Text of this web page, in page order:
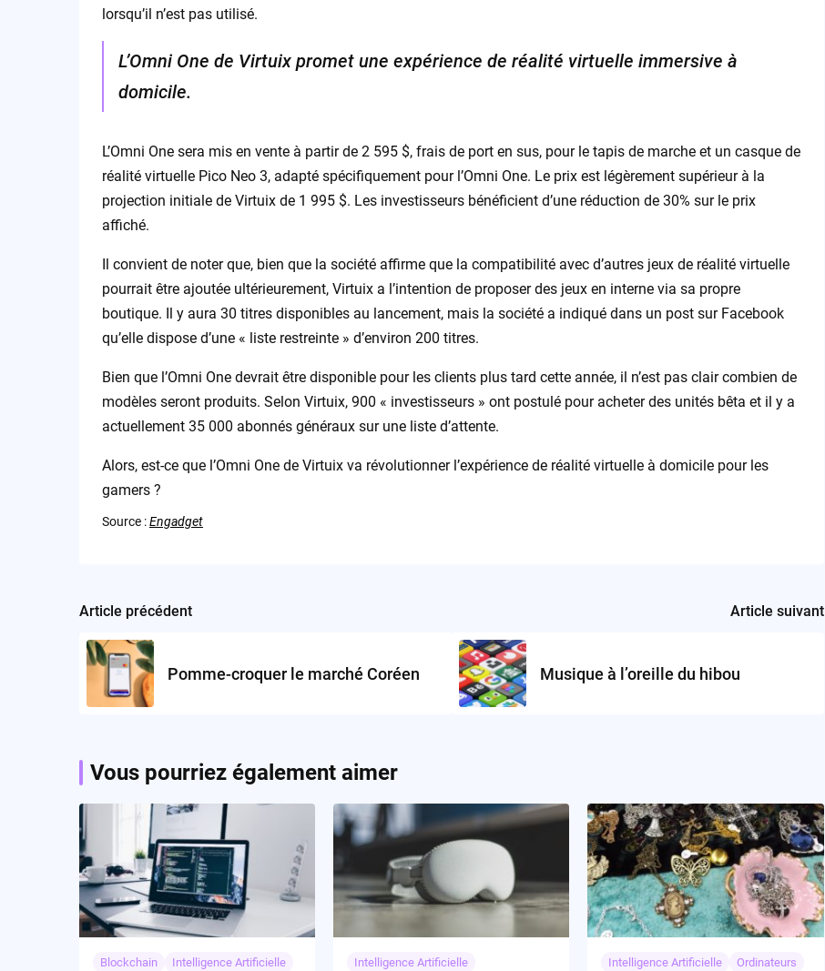
lorsqu’il n’est pas utilisé.
L’Omni One de Virtuix promet une expérience de réalité virtuelle immersive à
domicile.
L’Omni One sera mis en vente à partir de 2 595 $, frais de port en sus, pour le tapis de marche et un casque de
réalité virtuelle Pico Neo 3, adapté spécifiquement pour l’Omni One. Le prix est légèrement supérieur à la
projection initiale de Virtuix de 1 995 $. Les investisseurs bénéficient d’une réduction de 30% sur le prix
affiché.
Il convient de noter que, bien que la société affirme que la compatibilité avec d’autres jeux de réalité virtuelle
pourrait être ajoutée ultérieurement, Virtuix a l’intention de proposer des jeux en interne via sa propre
boutique. Il y aura 30 titres disponibles au lancement, mais la société a indiqué dans un post sur Facebook
qu’elle dispose d’une « liste restreinte » d’environ 200 titres.
Bien que l’Omni One devrait être disponible pour les clients plus tard cette année, il n’est pas clair combien de
modèles seront produits. Selon Virtuix, 900 « investisseurs » ont postulé pour acheter des unités bêta et il y a
actuellement 35 000 abonnés généraux sur une liste d’attente.
Alors, est-ce que l’Omni One de Virtuix va révolutionner l’expérience de réalité virtuelle à domicile pour les
gamers ?
Source :Engadget
Post
navigation
Article précédent
Pomme-croquer le marché Coréen
Article suivant
Musique à l’oreille du hibou
Vous pourriez également aimer
Blockchain
Intelligence Artificielle
Intelligence Artificielle
Intelligence Artificielle
Ordinateurs